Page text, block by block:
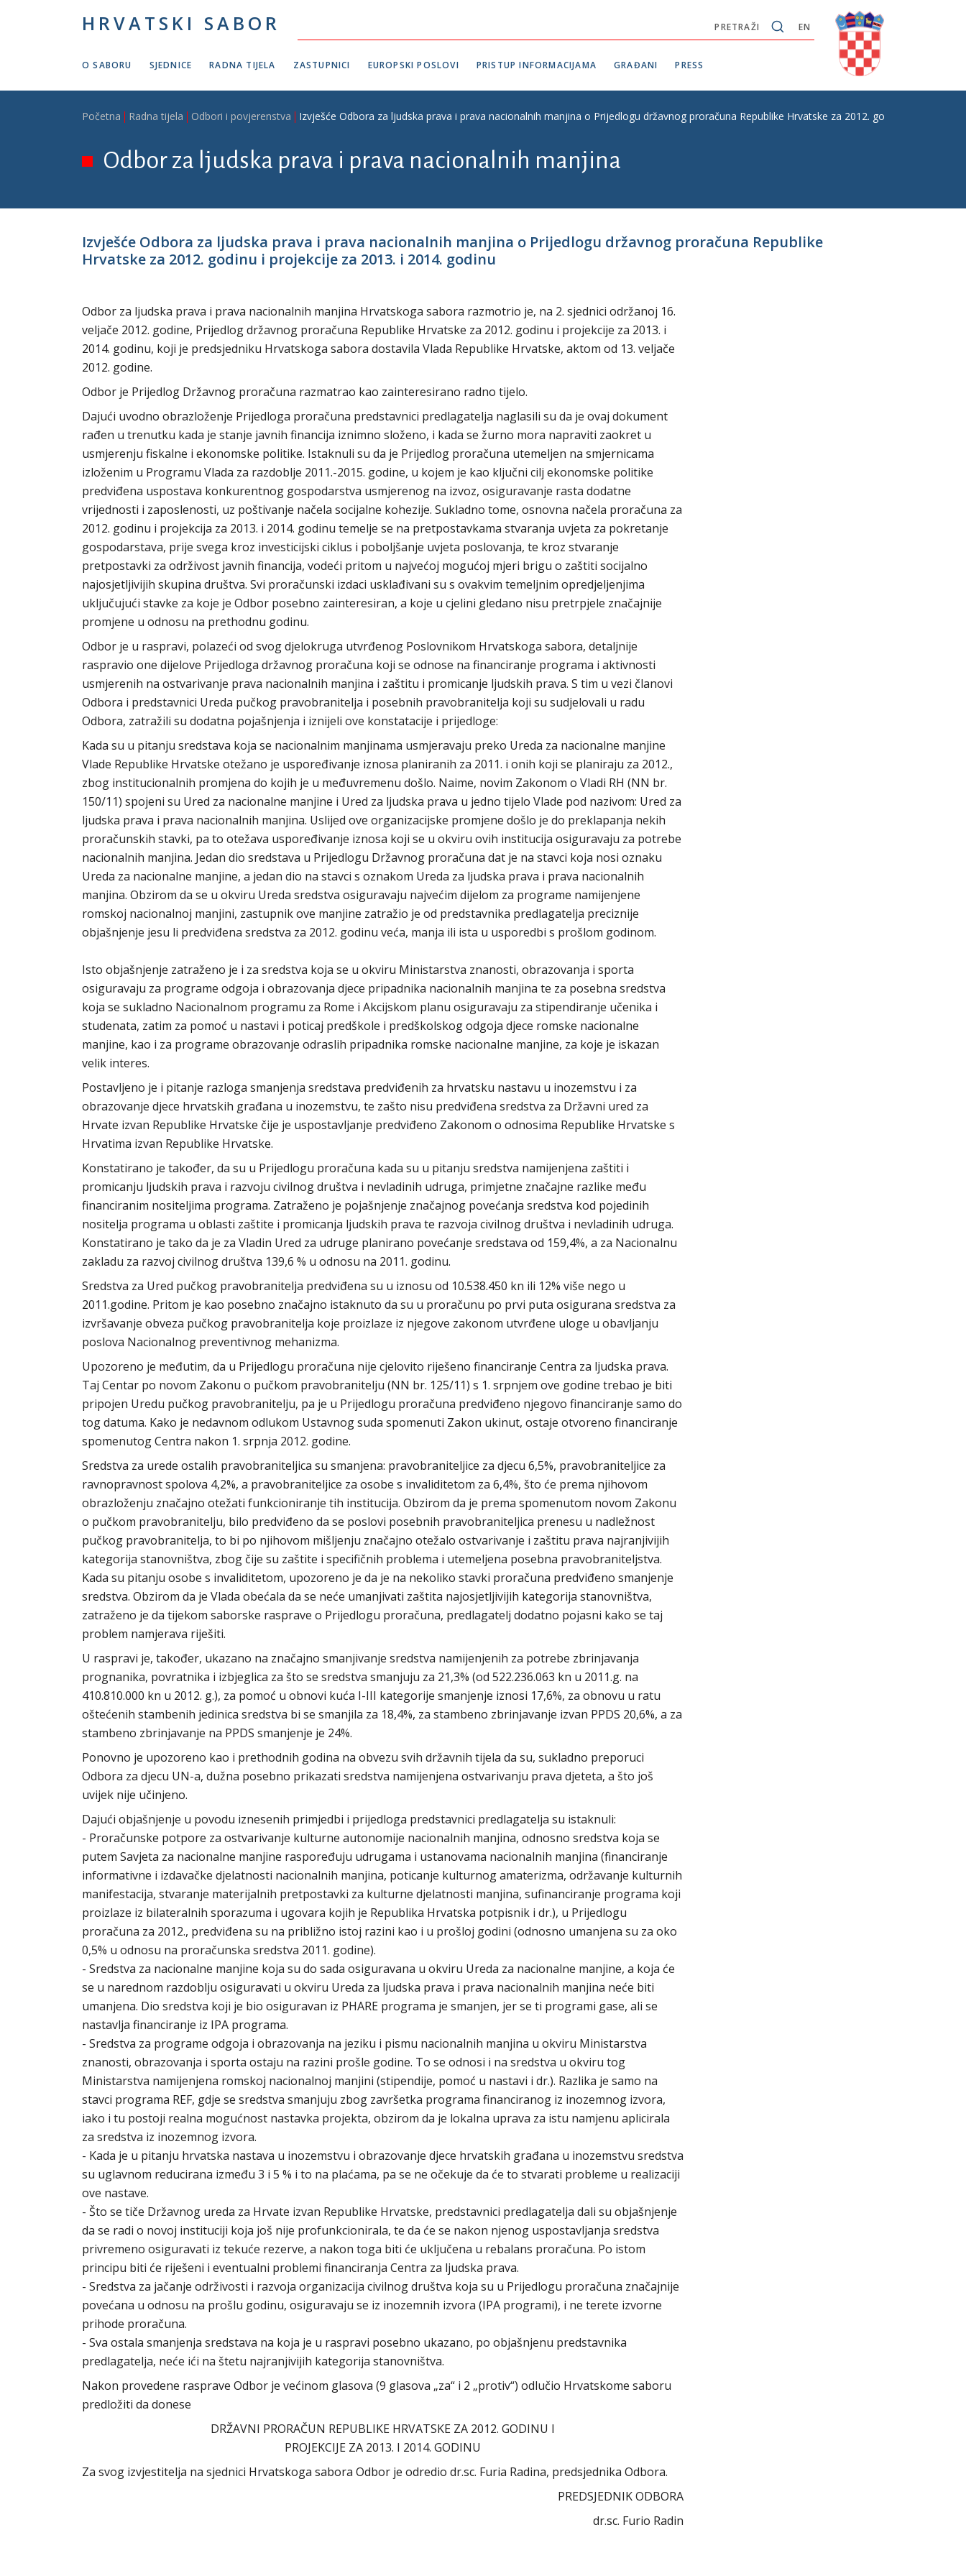
HRVATSKI SABOR EN
PRETRAŽI
O SABORU SJEDNICE RADNA TIJELA ZASTUPNICI EUROPSKI POSLOVI PRISTUP INFORMACIJAMA GRAĐANI PRESS
Breadcrumb
Početna Radna tijela Odbori i povjerenstva Izvješće Odbora za ljudska prava i prava nacionalnih manjina o Prijedlogu državnog proračuna Republike Hrvatske za 2012. godinu i projekcije
Odbor za ljudska prava i prava nacionalnih manjina
Izvješće Odbora za ljudska prava i prava nacionalnih manjina o Prijedlogu državnog proračuna Republike
Hrvatske za 2012. godinu i projekcije za 2013. i 2014. godinu
Odbor za ljudska prava i prava nacionalnih manjina Hrvatskoga sabora razmotrio je, na 2. sjednici održanoj 16.
veljače 2012. godine, Prijedlog državnog proračuna Republike Hrvatske za 2012. godinu i projekcije za 2013. i
2014. godinu, koji je predsjedniku Hrvatskoga sabora dostavila Vlada Republike Hrvatske, aktom od 13. veljače
2012. godine.
Odbor je Prijedlog Državnog proračuna razmatrao kao zainteresirano radno tijelo.
Dajući uvodno obrazloženje Prijedloga proračuna predstavnici predlagatelja naglasili su da je ovaj dokument
rađen u trenutku kada je stanje javnih financija iznimno složeno, i kada se žurno mora napraviti zaokret u
usmjerenju fiskalne i ekonomske politike. Istaknuli su da je Prijedlog proračuna utemeljen na smjernicama
izloženim u Programu Vlada za razdoblje 2011.-2015. godine, u kojem je kao ključni cilj ekonomske politike
predviđena uspostava konkurentnog gospodarstva usmjerenog na izvoz, osiguravanje rasta dodatne
vrijednosti i zaposlenosti, uz poštivanje načela socijalne kohezije. Sukladno tome, osnovna načela proračuna za
2012. godinu i projekcija za 2013. i 2014. godinu temelje se na pretpostavkama stvaranja uvjeta za pokretanje
gospodarstava, prije svega kroz investicijski ciklus i poboljšanje uvjeta poslovanja, te kroz stvaranje
pretpostavki za održivost javnih financija, vodeći pritom u najvećoj mogućoj mjeri brigu o zaštiti socijalno
najosjetljivijih skupina društva. Svi proračunski izdaci usklađivani su s ovakvim temeljnim opredjeljenjima
uključujući stavke za koje je Odbor posebno zainteresiran, a koje u cjelini gledano nisu pretrpjele značajnije
promjene u odnosu na prethodnu godinu.
Odbor je u raspravi, polazeći od svog djelokruga utvrđenog Poslovnikom Hrvatskoga sabora, detaljnije
raspravio one dijelove Prijedloga državnog proračuna koji se odnose na financiranje programa i aktivnosti
usmjerenih na ostvarivanje prava nacionalnih manjina i zaštitu i promicanje ljudskih prava. S tim u vezi članovi
Odbora i predstavnici Ureda pučkog pravobranitelja i posebnih pravobranitelja koji su sudjelovali u radu
Odbora, zatražili su dodatna pojašnjenja i iznijeli ove konstatacije i prijedloge:
Kada su u pitanju sredstava koja se nacionalnim manjinama usmjeravaju preko Ureda za nacionalne manjine
Vlade Republike Hrvatske otežano je uspoređivanje iznosa planiranih za 2011. i onih koji se planiraju za 2012.,
zbog institucionalnih promjena do kojih je u međuvremenu došlo. Naime, novim Zakonom o Vladi RH (NN br.
150/11) spojeni su Ured za nacionalne manjine i Ured za ljudska prava u jedno tijelo Vlade pod nazivom: Ured za
ljudska prava i prava nacionalnih manjina. Uslijed ove organizacijske promjene došlo je do preklapanja nekih
proračunskih stavki, pa to otežava uspoređivanje iznosa koji se u okviru ovih institucija osiguravaju za potrebe
nacionalnih manjina. Jedan dio sredstava u Prijedlogu Državnog proračuna dat je na stavci koja nosi oznaku
Ureda za nacionalne manjine, a jedan dio na stavci s oznakom Ureda za ljudska prava i prava nacionalnih
manjina. Obzirom da se u okviru Ureda sredstva osiguravaju najvećim dijelom za programe namijenjene
romskoj nacionalnoj manjini, zastupnik ove manjine zatražio je od predstavnika predlagatelja preciznije
objašnjenje jesu li predviđena sredstva za 2012. godinu veća, manja ili ista u usporedbi s prošlom godinom.
Isto objašnjenje zatraženo je i za sredstva koja se u okviru Ministarstva znanosti, obrazovanja i sporta
osiguravaju za programe odgoja i obrazovanja djece pripadnika nacionalnih manjina te za posebna sredstva
koja se sukladno Nacionalnom programu za Rome i Akcijskom planu osiguravaju za stipendiranje učenika i
studenata, zatim za pomoć u nastavi i poticaj predškole i predškolskog odgoja djece romske nacionalne
manjine, kao i za programe obrazovanje odraslih pripadnika romske nacionalne manjine, za koje je iskazan
velik interes.
Postavljeno je i pitanje razloga smanjenja sredstava predviđenih za hrvatsku nastavu u inozemstvu i za
obrazovanje djece hrvatskih građana u inozemstvu, te zašto nisu predviđena sredstva za Državni ured za
Hrvate izvan Republike Hrvatske čije je uspostavljanje predviđeno Zakonom o odnosima Republike Hrvatske s
Hrvatima izvan Republike Hrvatske.
Konstatirano je također, da su u Prijedlogu proračuna kada su u pitanju sredstva namijenjena zaštiti i
promicanju ljudskih prava i razvoju civilnog društva i nevladinih udruga, primjetne značajne razlike među
financiranim nositeljima programa. Zatraženo je pojašnjenje značajnog povećanja sredstva kod pojedinih
nositelja programa u oblasti zaštite i promicanja ljudskih prava te razvoja civilnog društva i nevladinih udruga.
Konstatirano je tako da je za Vladin Ured za udruge planirano povećanje sredstava od 159,4%, a za Nacionalnu
zakladu za razvoj civilnog društva 139,6 % u odnosu na 2011. godinu.
Sredstva za Ured pučkog pravobranitelja predviđena su u iznosu od 10.538.450 kn ili 12% više nego u
2011.godine. Pritom je kao posebno značajno istaknuto da su u proračunu po prvi puta osigurana sredstva za
izvršavanje obveza pučkog pravobranitelja koje proizlaze iz njegove zakonom utvrđene uloge u obavljanju
poslova Nacionalnog preventivnog mehanizma.
Upozoreno je međutim, da u Prijedlogu proračuna nije cjelovito riješeno financiranje Centra za ljudska prava.
Taj Centar po novom Zakonu o pučkom pravobranitelju (NN br. 125/11) s 1. srpnjem ove godine trebao je biti
pripojen Uredu pučkog pravobranitelju, pa je u Prijedlogu proračuna predviđeno njegovo financiranje samo do
tog datuma. Kako je nedavnom odlukom Ustavnog suda spomenuti Zakon ukinut, ostaje otvoreno financiranje
spomenutog Centra nakon 1. srpnja 2012. godine.
Sredstva za urede ostalih pravobraniteljica su smanjena: pravobraniteljice za djecu 6,5%, pravobraniteljice za
ravnopravnost spolova 4,2%, a pravobraniteljice za osobe s invaliditetom za 6,4%, što će prema njihovom
obrazloženju značajno otežati funkcioniranje tih institucija. Obzirom da je prema spomenutom novom Zakonu
o pučkom pravobranitelju, bilo predviđeno da se poslovi posebnih pravobraniteljica prenesu u nadležnost
pučkog pravobranitelja, to bi po njihovom mišljenju značajno otežalo ostvarivanje i zaštitu prava najranjivijih
kategorija stanovništva, zbog čije su zaštite i specifičnih problema i utemeljena posebna pravobraniteljstva.
Kada su pitanju osobe s invaliditetom, upozoreno je da je na nekoliko stavki proračuna predviđeno smanjenje
sredstva. Obzirom da je Vlada obećala da se neće umanjivati zaštita najosjetljivijih kategorija stanovništva,
zatraženo je da tijekom saborske rasprave o Prijedlogu proračuna, predlagatelj dodatno pojasni kako se taj
problem namjerava riješiti.
U raspravi je, također, ukazano na značajno smanjivanje sredstva namijenjenih za potrebe zbrinjavanja
prognanika, povratnika i izbjeglica za što se sredstva smanjuju za 21,3% (od 522.236.063 kn u 2011.g. na
410.810.000 kn u 2012. g.), za pomoć u obnovi kuća I-III kategorije smanjenje iznosi 17,6%, za obnovu u ratu
oštećenih stambenih jedinica sredstva bi se smanjila za 18,4%, za stambeno zbrinjavanje izvan PPDS 20,6%, a za
stambeno zbrinjavanje na PPDS smanjenje je 24%.
Ponovno je upozoreno kao i prethodnih godina na obvezu svih državnih tijela da su, sukladno preporuci
Odbora za djecu UN-a, dužna posebno prikazati sredstva namijenjena ostvarivanju prava djeteta, a što još
uvijek nije učinjeno.
Dajući objašnjenje u povodu iznesenih primjedbi i prijedloga predstavnici predlagatelja su istaknuli:
- Proračunske potpore za ostvarivanje kulturne autonomije nacionalnih manjina, odnosno sredstva koja se
putem Savjeta za nacionalne manjine raspoređuju udrugama i ustanovama nacionalnih manjina (financiranje
informativne i izdavačke djelatnosti nacionalnih manjina, poticanje kulturnog amaterizma, održavanje kulturnih
manifestacija, stvaranje materijalnih pretpostavki za kulturne djelatnosti manjina, sufinanciranje programa koji
proizlaze iz bilateralnih sporazuma i ugovara kojih je Republika Hrvatska potpisnik i dr.), u Prijedlogu
proračuna za 2012., predviđena su na približno istoj razini kao i u prošloj godini (odnosno umanjena su za oko
0,5% u odnosu na proračunska sredstva 2011. godine).
- Sredstva za nacionalne manjine koja su do sada osiguravana u okviru Ureda za nacionalne manjine, a koja će
se u narednom razdoblju osiguravati u okviru Ureda za ljudska prava i prava nacionalnih manjina neće biti
umanjena. Dio sredstva koji je bio osiguravan iz PHARE programa je smanjen, jer se ti programi gase, ali se
nastavlja financiranje iz IPA programa.
- Sredstva za programe odgoja i obrazovanja na jeziku i pismu nacionalnih manjina u okviru Ministarstva
znanosti, obrazovanja i sporta ostaju na razini prošle godine. To se odnosi i na sredstva u okviru tog
Ministarstva namijenjena romskoj nacionalnoj manjini (stipendije, pomoć u nastavi i dr.). Razlika je samo na
stavci programa REF, gdje se sredstva smanjuju zbog završetka programa financiranog iz inozemnog izvora,
iako i tu postoji realna mogućnost nastavka projekta, obzirom da je lokalna uprava za istu namjenu aplicirala
za sredstva iz inozemnog izvora.
- Kada je u pitanju hrvatska nastava u inozemstvu i obrazovanje djece hrvatskih građana u inozemstvu sredstva
su uglavnom reducirana između 3 i 5 % i to na plaćama, pa se ne očekuje da će to stvarati probleme u realizaciji
ove nastave.
- Što se tiče Državnog ureda za Hrvate izvan Republike Hrvatske, predstavnici predlagatelja dali su objašnjenje
da se radi o novoj instituciji koja još nije profunkcionirala, te da će se nakon njenog uspostavljanja sredstva
privremeno osiguravati iz tekuće rezerve, a nakon toga biti će uključena u rebalans proračuna. Po istom
principu biti će riješeni i eventualni problemi financiranja Centra za ljudska prava.
- Sredstva za jačanje održivosti i razvoja organizacija civilnog društva koja su u Prijedlogu proračuna značajnije
povećana u odnosu na prošlu godinu, osiguravaju se iz inozemnih izvora (IPA programi), i ne terete izvorne
prihode proračuna.
- Sva ostala smanjenja sredstava na koja je u raspravi posebno ukazano, po objašnjenu predstavnika
predlagatelja, neće ići na štetu najranjivijih kategorija stanovništva.
Nakon provedene rasprave Odbor je većinom glasova (9 glasova „za“ i 2 „protiv“) odlučio Hrvatskome saboru
predložiti da donese
DRŽAVNI PRORAČUN REPUBLIKE HRVATSKE ZA 2012. GODINU I
PROJEKCIJE ZA 2013. I 2014. GODINU
Za svog izvjestitelja na sjednici Hrvatskoga sabora Odbor je odredio dr.sc. Furia Radina, predsjednika Odbora.
PREDSJEDNIK ODBORA
dr.sc. Furio Radin